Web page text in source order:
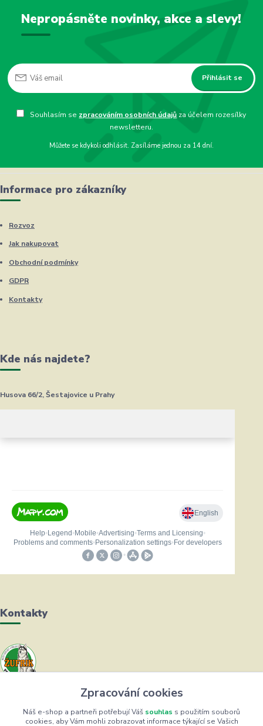
Nepropásněte novinky, akce a slevy!
Přihlásit se
Souhlasím se zpracováním osobních údajů za účelem rozesílky
newsletteru.
Můžete se kdykoli odhlásit. Zasíláme jednou za 14 dní.
Informace pro zákazníky
Rozvoz
Jak nakupovat
Obchodní podmínky
GDPR
Kontakty
Kde nás najdete?
Husova 66/2, Šestajovice u Prahy
Kontakty
Helena Bayerová
+420 604 711 491
(Po-Čt, 8-16 hod.)
Zpracování cookies
Náš e-shop a partneři potřebují Váš souhlas s použitím souborů
cookies, aby Vám mohli zobrazovat informace týkající se Vašich